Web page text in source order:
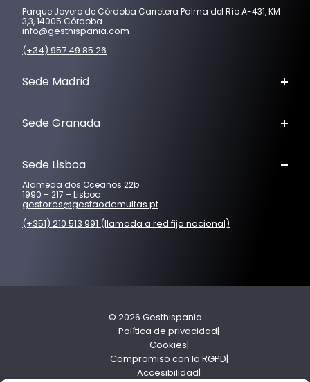
Parque Joyero de Córdoba Carretera Palma del Río A-431, KM
3,3, 14005 Córdoba
info@gesthispania.com
(+34) 957 49 85 26
Sede Madrid
Sede Granada
Sede Lisboa
Alameda dos Oceanos 22b
1990 – 217 – Lisboa
gestores@gestaodemultas.pt
(+351) 210 513 991 (llamada a red fija nacional)
© 2026 Gesthispania
Política de privacidad
Cookies
Compromiso con la RGPD
Accesibilidad